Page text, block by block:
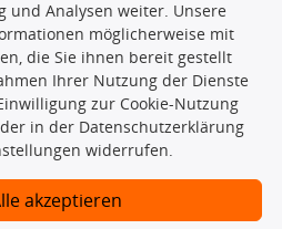
die gesamte Datenbank dürfen
die gesamte Datenbank ohne
zu vervielfältigen, zu verbreiten
Dritte ausführen zu lassen. Ein
Onlineshop identifizierte Ersatzteil
und Analysen weiter. Unsere
möglicherweise mit
die Sie ihnen bereit gestellt
Ihrer Nutzung der Dienste
zur Cookie-Nutzung
in der Datenschutzerklärung
widerrufen.
akzeptieren